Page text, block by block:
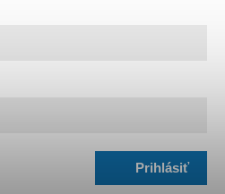
Prihlásiť